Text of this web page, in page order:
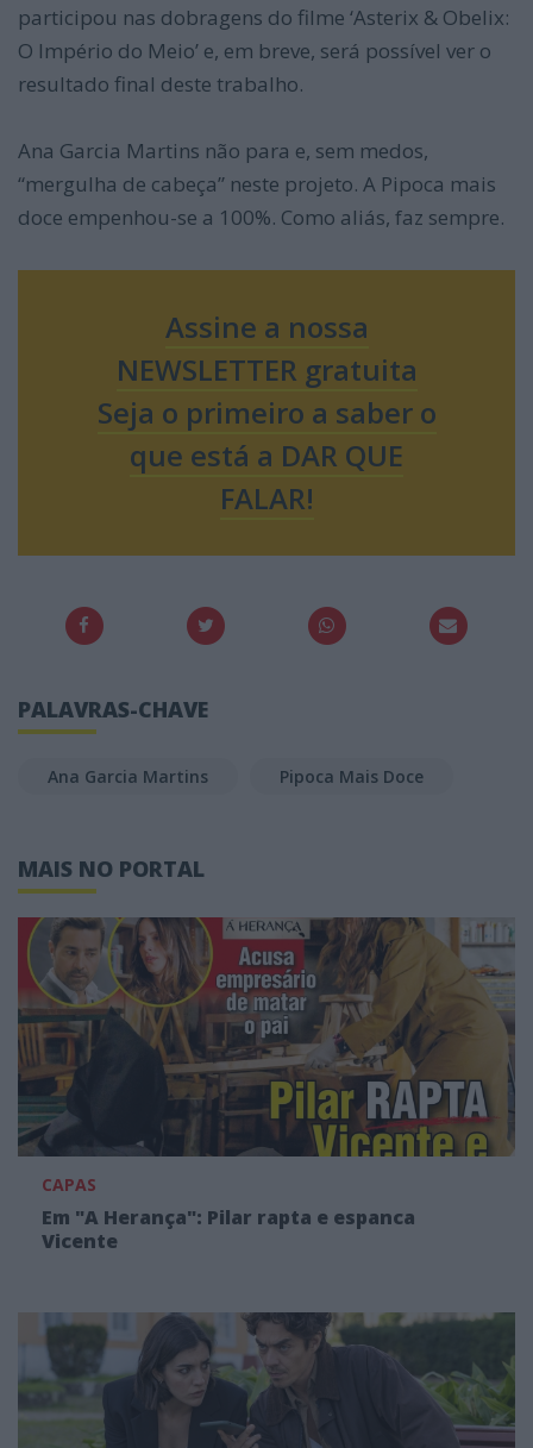
participou nas dobragens do filme ‘Asterix & Obelix:
O Império do Meio’ e, em breve, será possível ver o
resultado final deste trabalho.
Ana Garcia Martins não para e, sem medos,
“mergulha de cabeça” neste projeto. A Pipoca mais
doce empenhou-se a 100%. Como aliás, faz sempre.
Assine a nossa
NEWSLETTER gratuita
Seja o primeiro a saber o
que está a DAR QUE
FALAR!
PALAVRAS-CHAVE
Ana Garcia Martins Pipoca Mais Doce
MAIS NO PORTAL
CAPAS
Em "A Herança": Pilar rapta e espanca
Vicente